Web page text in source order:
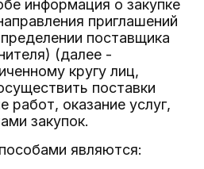
информация о закупке
приглашений
поставщика
(далее -
кругу лиц,
поставки
работ, оказание услуг,
закупок.
являются: